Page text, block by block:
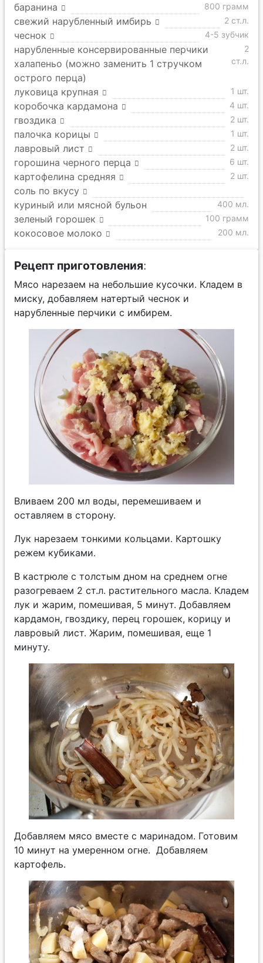
баранина 800 грамм
свежий нарубленный имбирь 2 ст.л.
чеснок 4-5 зубчик
нарубленные консервированные перчики
халапеньо (можно заменить 1 стручком
острого перца)
2
ст.л.
луковица крупная 1 шт.
коробочка кардамона 4 шт.
гвоздика 2 шт.
палочка корицы 1 шт.
лавровый лист 2 шт.
горошина черного перца 6 шт.
картофелина средняя 2 шт.
соль по вкусу
куриный или мясной бульон
400 мл.
зеленый горошек 100 грамм
кокосовое молоко 200 мл.
Рецепт приготовления:
Мясо нарезаем на небольшие кусочки. Кладем в
миску, добавляем натертый чеснок и
нарубленные перчики с имбирем.
Вливаем 200 мл воды, перемешиваем и
оставляем в сторону.
Лук нарезаем тонкими кольцами. Картошку
режем кубиками.
В кастрюле с толстым дном на среднем огне
разогреваем 2 ст.л. растительного масла. Кладем
лук и жарим, помешивая, 5 минут. Добавляем
кардамон, гвоздику, перец горошек, корицу и
лавровый лист. Жарим, помешивая, еще 1
минуту.
Добавляем мясо вместе с маринадом. Готовим
10 минут на умеренном огне. Добавляем
картофель.